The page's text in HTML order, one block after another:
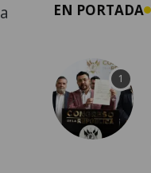
EN PORTADA